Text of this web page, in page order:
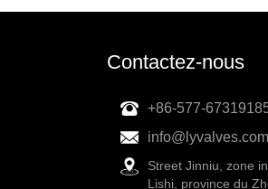
Contactez-nous
+86-577-
info@lyvalves.com
Street Jinniu, zone
Lishi, province du